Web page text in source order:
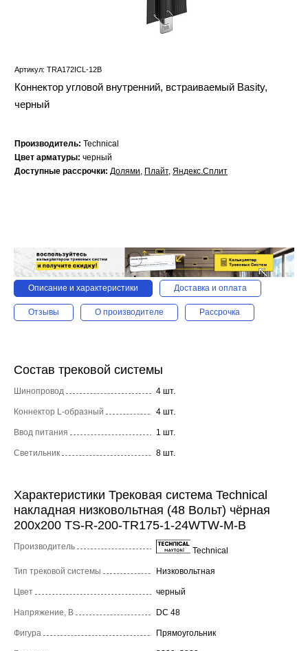
Артикул: TRA172ICL-12B
Коннектор угловой внутренний, встраиваемый Basity,
черный
Производитель: Technical
Цвет арматуры: черный
Доступные рассрочки: Долями, Плайт, Яндекс.Сплит
Описание и характеристики Доставка и оплата
Отзывы О производителе Рассрочка
Состав трековой системы
Шинопровод 4 шт.
Коннектор L-образный 4 шт.
Ввод питания 1 шт.
Светильник 8 шт.
Характеристики Трековая система Technical
накладная низковольтная (48 Вольт) чёрная
200x200 TS-R-200-TR175-1-24WTW-M-B
Производитель Technical
Тип трековой системы Низковольтная
Цвет черный
Напряжение, В DC 48
Фигура Прямоугольник